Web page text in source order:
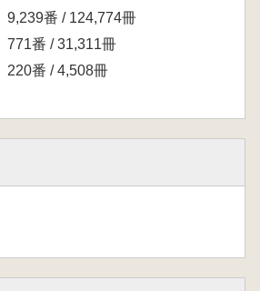
9,239番 / 124,774冊
771番 / 31,311冊
220番 / 4,508冊